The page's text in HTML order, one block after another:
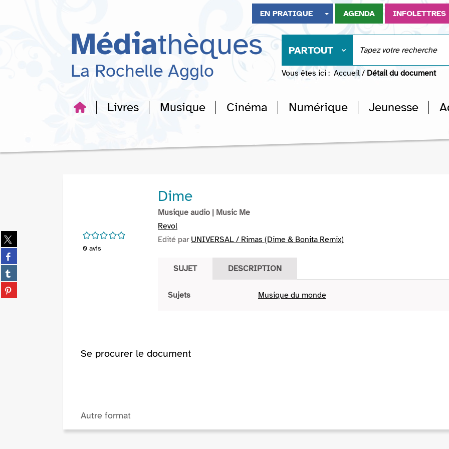
recherche
EN PRATIQUE AGENDA INFOLETTRES
Médiathèques
La Rochelle Agglo
PARTOUT
Vous êtes ici : Accueil / Détail du document
Livres Musique Cinéma Numérique Jeunesse
Partager
sur
twitter
(Nouvelle
fenêtre)
Partager
sur
facebook
(Nouvelle
fenêtre)
Partager
sur
tumblr
Partager
sur
/5
0 avis
Dime
Musique audio | Music Me
Revol
Edité par UNIVERSAL / Rimas (Dime & Bonita Remix)
SUJET DESCRIPTION
Sujets Musique du monde
Se procurer le document
Autre format